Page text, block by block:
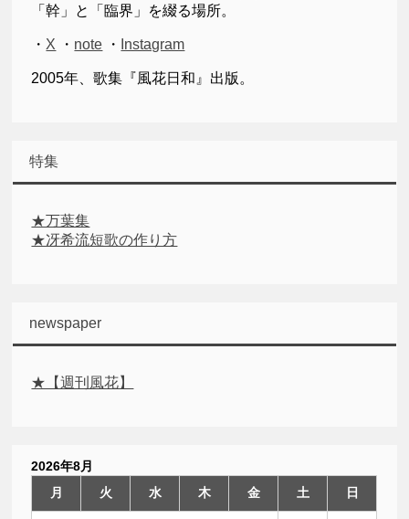
「幹」と「臨界」を綴る場所。
・ X ・ note ・ Instagram
2005年、歌集『風花日和』出版。
特集
★万葉集
★冴希流短歌の作り方
newspaper
★【週刊風花】
2026年8月
月
火 水 木 金 土 日